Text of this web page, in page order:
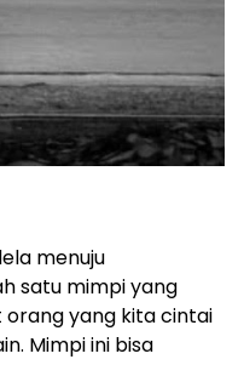
menuju
satu mimpi yang
yang kita cintai
Mimpi ini bisa